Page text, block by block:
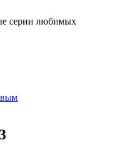
серии любимых